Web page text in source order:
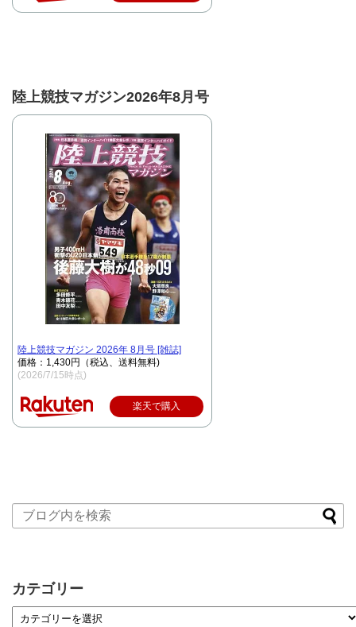
陸上競技マガジン2026年8月号
陸上競技マガジン 2026年 8月号 [雑誌]
価格：1,430円（税込、送料無料)
(2026/7/15時点)
楽天で購入
カテゴリー